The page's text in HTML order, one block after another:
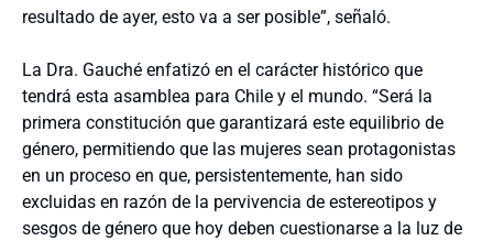
resultado de ayer, esto va a ser posible”, señaló.
La Dra. Gauché enfatizó en el carácter histórico que
tendrá esta asamblea para Chile y el mundo. “Será la
primera constitución que garantizará este equilibrio de
género, permitiendo que las mujeres sean protagonistas
en un proceso en que, persistentemente, han sido
excluidas en razón de la pervivencia de estereotipos y
sesgos de género que hoy deben cuestionarse a la luz de